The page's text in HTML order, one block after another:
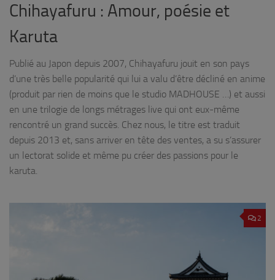
Chihayafuru : Amour, poésie et
Karuta
Publié au Japon depuis 2007, Chihayafuru jouit en son pays
d’une très belle popularité qui lui a valu d’être décliné en anime
(produit par rien de moins que le studio MADHOUSE …) et aussi
en une trilogie de longs métrages live qui ont eux-même
rencontré un grand succès. Chez nous, le titre est traduit
depuis 2013 et, sans arriver en tête des ventes, a su s’assurer
un lectorat solide et même pu créer des passions pour le
karuta.
2